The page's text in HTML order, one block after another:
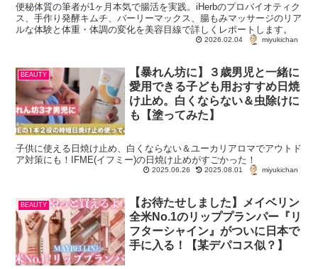
便秘体質の筆者が1ヶ月本気で腸活を実践。iHerbのプロバイオティク
ス、手作り発酵キムチ、バーリーマックス、腸もみマッサージのリア
ルな体験と体重・体調の変化を美容目線で詳しくレポートします。
2026.02.04 miyukichan
BEAUTY
【暴れん坊に】３歳男児と一緒に
愛用できる子ども用おすすめ日焼
け止め。白くならない＆虫除けに
も【塗ってみた】
子供に使える日焼け止め、白くならない＆ユーカリアロマでアウトド
ア対策にも！IFME(イフミー)の日焼け止めがすごかった！
2025.06.26 2025.08.01 miyukichan
BEAUTY
【お待たせしました】メイベリン
全米No.1のリッププランパー『リ
フターシャイン』がついに日本で
手に入る！【某デパコス似？】